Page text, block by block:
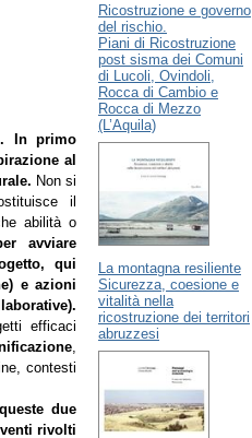
In primo
al
Non si
il
abilità o
avviare
qui
e azioni
efficaci
contesti
due
rivolti
Ricostruzione e governo
del rischio.
Piani di Ricostruzione
post sisma dei Comuni
di Lucoli, Ovindoli,
Rocca di Cambio e
Rocca di Mezzo
(L’Aquila)
La montagna resiliente
Sicurezza, coesione e
vitalità nella
ricostruzione dei territori
abruzzesi